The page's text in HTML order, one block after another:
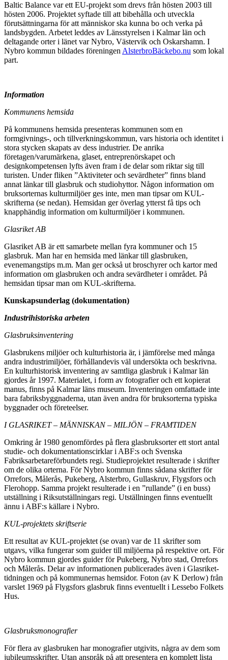
Baltic Balance var ett EU-projekt som drevs från hösten 2003 till
hösten 2006. Projektet syftade till att bibehålla och utveckla
förutsättningarna för att människor ska kunna bo och verka på
landsbygden. Arbetet leddes av Länsstyrelsen i Kalmar län och
deltagande orter i länet var Nybro, Västervik och Oskarshamn. I
Nybro kommun bildades föreningenAlsterbro­Bäckebo.nu som lokal
part.
Information
Kommunens hemsida
På kommunens hemsida presenteras kommunen som en
formgivnings-, och tillverkningskommun, vars historia och identitet i
stora stycken skapats av dess industrier. De anrika
företagen/varumärkena, glaset, entreprenörskapet och
designkompetensen lyfts även fram i de delar som riktar sig till
turisten. Under fliken ”Aktiviteter och sevärdheter” finns bland
annat länkar till glasbruk och studiohyttor. Någon information om
bruksorternas kulturmiljöer ges inte, men man tipsar om KUL-
skrifterna (se nedan). Hemsidan ger överlag ytterst få tips och
knapphändig information om kulturmiljöer i kommunen.
Glasriket AB
Glasriket AB är ett samarbete mellan fyra kommuner och 15
glasbruk. Man har en hemsida med länkar till glasbruken,
evenemangstips m.m. Man ger också ut broschyrer och kartor med
information om glasbruken och andra sevärdheter i området. På
hemsidan tipsar man om KUL-skrifterna.
Kunskapsunderlag (dokumentation)
Industrihistoriska arbeten
Glasbruksinventering
Glasbrukens miljöer och kulturhistoria är, i jämförelse med många
andra industrimiljöer, förhållandevis väl undersökta och beskrivna.
En kulturhistorisk inventering av samtliga glasbruk i Kalmar län
gjordes år 1997. Materialet, i form av fotografier och ett kopierat
manus, finns på Kalmar läns museum. Inventeringen omfattade inte
bara fabriksbyggnaderna, utan även andra för bruksorterna typiska
byggnader och företeelser.
I GLASRIKET – MÄNNISKAN – MILJÖN – FRAMTIDEN
Omkring år 1980 genomfördes på flera glasbruksorter ett stort antal
studie- och dokumentationscirklar i ABF:s och Svenska
Fabriksarbetareförbundets regi. Studieprojektet resulterade i skrifter
om de olika orterna. För Nybro kommun finns sådana skrifter för
Orrefors, Målerås, Pukeberg, Alsterbro, Gullaskruv, Flygsfors och
Flerohopp. Samma projekt resulterade i en ”rullande” (i en buss)
utställning i Riksutställningars regi. Utställningen finns eventuellt
ännu i ABF:s källare i Nybro.
KUL-projektets skriftserie
Ett resultat av KUL-projektet (se ovan) var de 11 skrifter som
utgavs, vilka fungerar som guider till miljöerna på respektive ort. För
Nybro kommun gjordes guider för Pukeberg, Nybro stad, Orrefors
och Målerås. Delar av informationen publicerades även i Glasriket-
tidningen och på kommunernas hemsidor. Foton (av K Derlow) från
varslet 1969 på Flygsfors glasbruk finns eventuellt i Lessebo Folkets
Hus.
Glasbruksmonografier
För flera av glasbruken har monografier utgivits, några av dem som
jubileumsskrifter. Utan anspråk på att presentera en komplett lista